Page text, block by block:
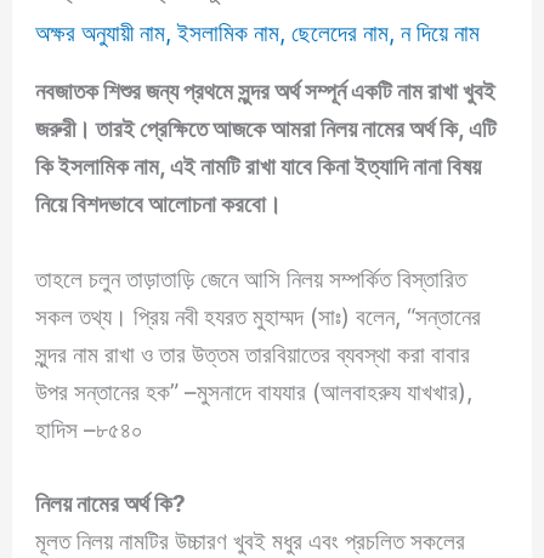
অক্ষর অনুযায়ী নাম,ইসলামিক নাম,ছেলেদের নাম,ন দিয়ে নাম
নবজাতক শিশুর জন্য প্রথমে সুন্দর অর্থ সম্পূর্ন একটি নাম রাখা খুবই
জরুরী।তারই প্রেক্ষিতে আজকে আমরানিলয় নামের অর্থ কি, এটি
কি ইসলামিক নাম, এই নামটি রাখা যাবে কিনা ইত্যাদি নানা বিষয়
নিয়ে বিশদভাবে আলোচনা করবো।
তাহলে চলুন তাড়াতাড়ি জেনে আসি নিলয় সম্পর্কিত বিস্তারিত
সকল তথ্য। প্রিয় নবী হযরত মুহাম্মদ (সাঃ) বলেন, “সন্তানের
সুন্দর নাম রাখা ও তার উত্তম তারবিয়াতের ব্যবস্থা করা বাবার
উপর সন্তানের হক” –মুসনাদে বাযযার (আলবাহরুয যাখখার),
হাদিস –৮৫৪০
নিলয় নামের অর্থ কি?
মূলত নিলয় নামটির উচ্চারণ খুবই মধুর এবং প্রচলিত সকলের